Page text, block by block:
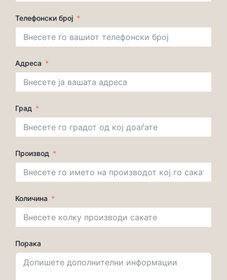
Телефонски број
Адреса
Град
Производ
Количина
Порака